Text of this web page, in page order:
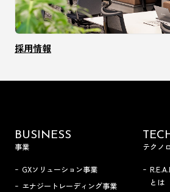
採用情報
BUSINESS
事業
GXソリューション事業
エナジートレーディング事業
テクノ
とは